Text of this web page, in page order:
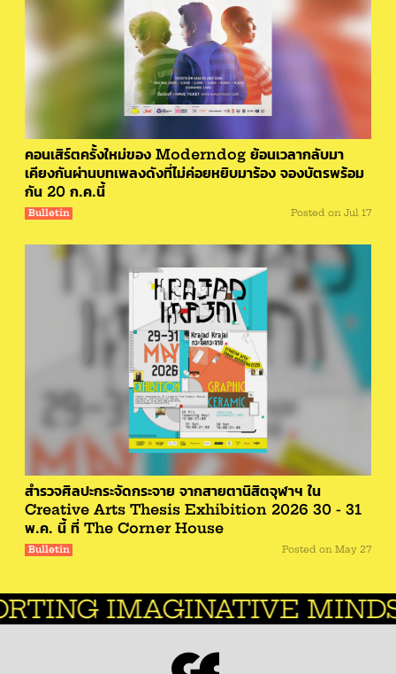
คอนเสิร์ตครั้งใหม่ของ Moderndog ย้อนเวลากลับมา
เคียงกันผ่านบทเพลงดังที่ไม่ค่อยหยิบมาร้อง จองบัตรพร้อม
กัน 20 ก.ค.นี้
Bulletin Posted on Jul 17
สำรวจศิลปะกระจัดกระจาย จากสายตานิสิตจุฬาฯ ใน
Creative Arts Thesis Exhibition 2026 30 - 31
พ.ค. นี้ ที่ The Corner House
Bulletin Posted on May 27
IMAGINATIVE MINDS.